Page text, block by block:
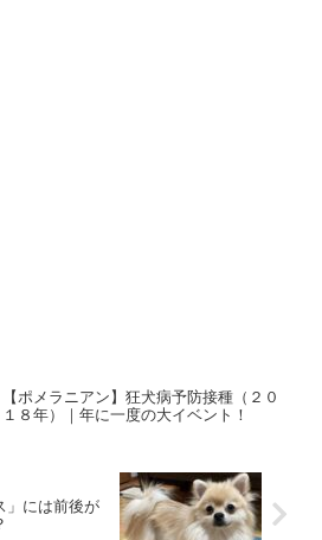
【ポメラニアン】狂犬病予防接種（２０
１８年）｜年に一度の大イベント！
」には前後が